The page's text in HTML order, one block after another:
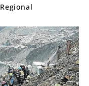
Regional